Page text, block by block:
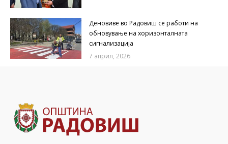
Деновиве во Радовиш се работи на
обновување на хоризонталната
сигнализација
7 април, 2026